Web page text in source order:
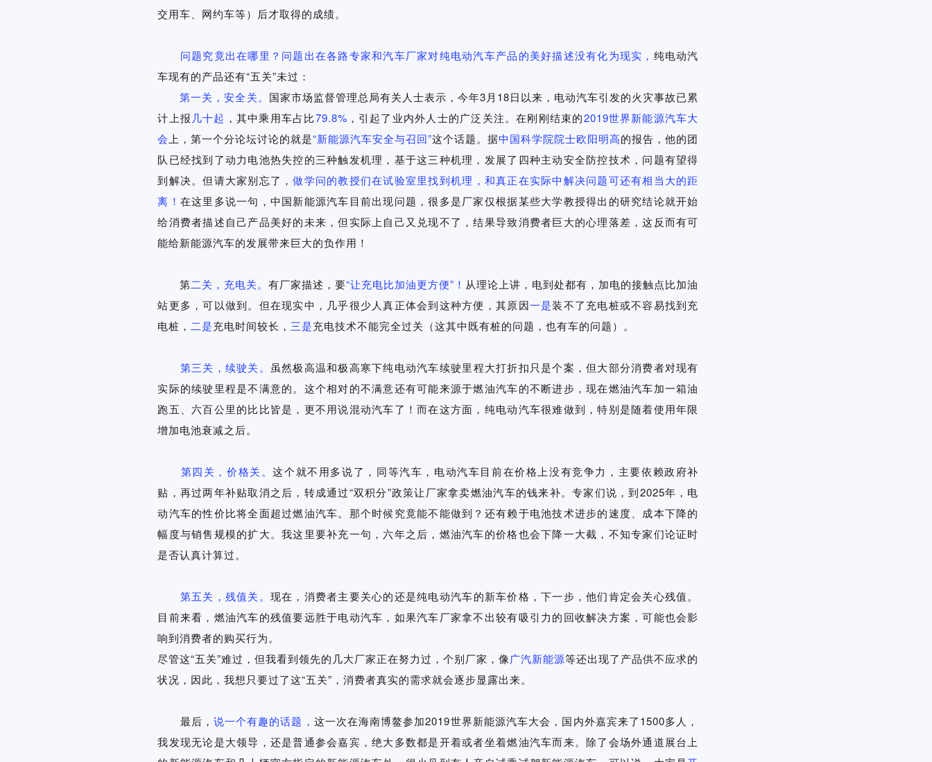
交用车、网约车等）后才取得的成绩。
问题究竟出在哪里？问题出在各路专家和汽车厂家对纯电动汽车产品的美好描述没有化为现实， 纯电动汽
车现有的产品还有“五关”未过：
第一关，安全关。 国家市场监督管理总局有关人士表示，今年3月18日以来，电动汽车引发的火灾事故已累
计上报 几十起 ，其中乘用车占比79.8% ，引起了业内外人士的广泛关注。在刚刚结束的2019世界新能源汽车大
会 上，第一个分论坛讨论的就是“新能源汽车安全与召回”这个话题。据中国科学院院士欧阳明高的报告，他的团
队已经找到了动力电池热失控的三种触发机理，基于这三种机理，发展了四种主动安全防控技术，问题有望得
到解决。但请大家别忘了，做学问的教授们在试验室里找到机理，和真正在实际中解决问题可还有相当大的距
离！ 在这里多说一句，中国新能源汽车目前出现问题，很多是厂家仅根据某些大学教授得出的研究结论就开始
给消费者描述自己产品美好的未来，但实际上自己又兑现不了，结果导致消费者巨大的心理落差，这反而有可
能给新能源汽车的发展带来巨大的负作用！
第二关，充电关。有厂家描述，要“让充电比加油更方便”！ 从理论上讲，电到处都有，加电的接触点比加油
站更多，可以做到。但在现实中，几乎很少人真正体会到这种方便，其原因一是装不了充电桩或不容易找到充
电桩， 二是充电时间较长， 三是充电技术不能完全过关（这其中既有桩的问题，也有车的问题）。
第三关，续驶关。 虽然极高温和极高寒下纯电动汽车续驶里程大打折扣只是个案，但大部分消费者对现有
实际的续驶里程是不满意的。这个相对的不满意还有可能来源于燃油汽车的不断进步，现在燃油汽车加一箱油
跑五、六百公里的比比皆是，更不用说混动汽车了！而在这方面，纯电动汽车很难做到，特别是随着使用年限
增加电池衰减之后。
第四关，价格关。这个就不用多说了，同等汽车，电动汽车目前在价格上没有竞争力，主要依赖政府补
贴，再过两年补贴取消之后，转成通过“双积分”政策让厂家拿卖燃油汽车的钱来补。专家们说，到2025年，电
动汽车的性价比将全面超过燃油汽车。那个时候究竟能不能做到？还有赖于电池技术进步的速度、成本下降的
幅度与销售规模的扩大。我这里要补充一句，六年之后，燃油汽车的价格也会下降一大截，不知专家们论证时
是否认真计算过。
第五关，残值关。 现在，消费者主要关心的还是纯电动汽车的新车价格，下一步，他们肯定会关心残值。
目前来看，燃油汽车的残值要远胜于电动汽车，如果汽车厂家拿不出较有吸引力的回收解决方案，可能也会影
响到消费者的购买行为。
尽管这“五关”难过，但我看到领先的几大厂家正在努力过，个别厂家，像广汽新能源等还出现了产品供不应求的
状况，因此，我想只要过了这“五关”，消费者真实的需求就会逐步显露出来。
最后， 说一个有趣的话题， 这一次在海南博鳌参加2019世界新能源汽车大会，国内外嘉宾来了1500多人，
我发现无论是大领导，还是普通参会嘉宾，绝大多数都是开着或者坐着燃油汽车而来。除了会场外通道展台上